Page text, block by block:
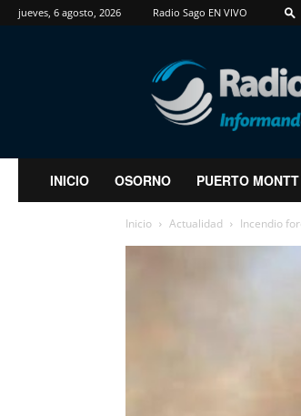
jueves, 6 agosto, 2026 Radio Sago EN VIVO
RadioSago
INICIO OSORNO PUERTO MONTT
Inicio Actualidad Incendio